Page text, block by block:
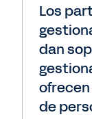
Los
dan
de